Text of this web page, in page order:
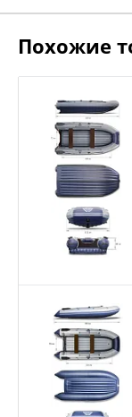
Похожие